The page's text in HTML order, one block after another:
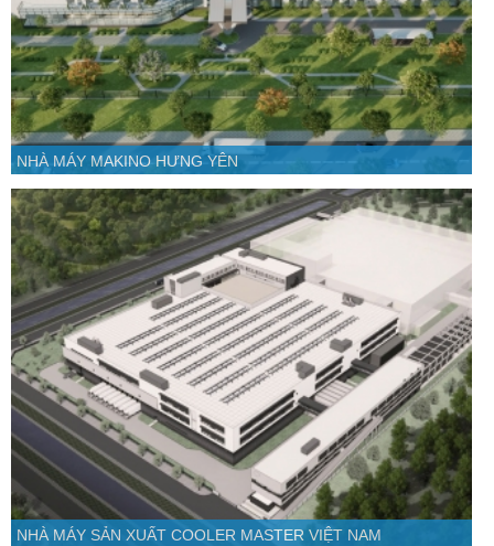
NHÀ MÁY MAKINO HƯNG YÊN
NHÀ MÁY SẢN XUẤT COOLER MASTER VIỆT NAM